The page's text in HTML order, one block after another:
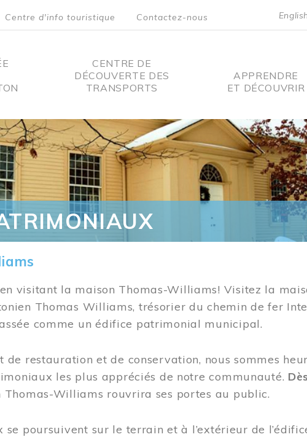
English
Centre d'info touristique Contactez-nous
CENTRE DE
DÉCOUVERTE DES
TRANSPORTS
APPRENDRE
ET DÉCOUVRIR
visitant la maison Thomas-Williams! Visitez la
Thomas Williams, trésorier du chemin de fer
comme un édifice patrimonial municipal.
restauration et de conservation, nous sommes
les plus appréciés de notre communauté.
Thomas-Williams rouvrira ses portes au public.
poursuivent sur le terrain et à l’extérieur de